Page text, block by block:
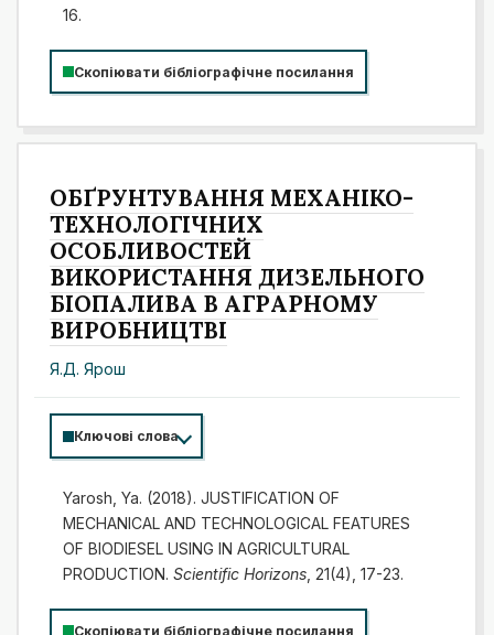
16.
Скопіювати бібліографічне посилання
ОБҐРУНТУВАННЯ МЕХАНІКО-
ТЕХНОЛОГІЧНИХ
ОСОБЛИВОСТЕЙ
ВИКОРИСТАННЯ ДИЗЕЛЬНОГО
БІОПАЛИВА В АГРАРНОМУ
ВИРОБНИЦТВІ
Я.Д. Ярош
Ключові слова
Yarosh, Ya. (2018). JUSTIFICATION OF
MECHANICAL AND TECHNOLOGICAL FEATURES
OF BIODIESEL USING IN AGRICULTURAL
PRODUCTION. Scientific Horizons, 21(4), 17-23.
Скопіювати бібліографічне посилання